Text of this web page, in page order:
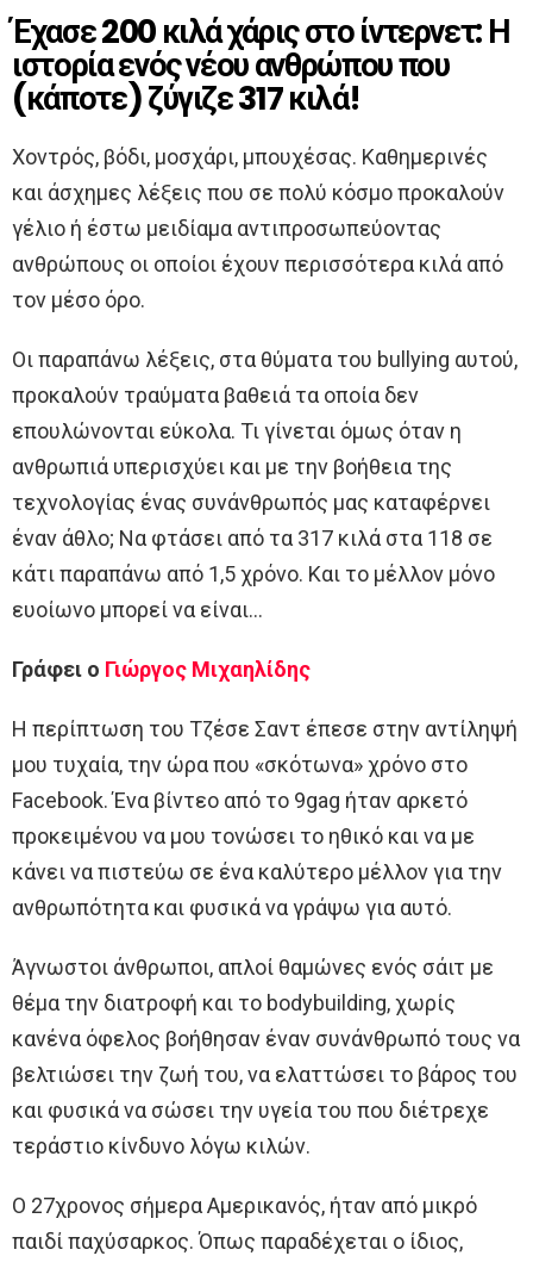
Έχασε 200 κιλά χάρις στο ίντερνετ: Η
ιστορία ενός νέου ανθρώπου που
(κάποτε) ζύγιζε 317 κιλά!
Χοντρός, βόδι, μοσχάρι, μπουχέσας. Καθημερινές
και άσχημες λέξεις που σε πολύ κόσμο προκαλούν
γέλιο ή έστω μειδίαμα αντιπροσωπεύοντας
ανθρώπους οι οποίοι έχουν περισσότερα κιλά από
τον μέσο όρο.
Οι παραπάνω λέξεις, στα θύματα του bullying αυτού,
προκαλούν τραύματα βαθειά τα οποία δεν
επουλώνονται εύκολα. Τι γίνεται όμως όταν η
ανθρωπιά υπερισχύει και με την βοήθεια της
τεχνολογίας ένας συνάνθρωπός μας καταφέρνει
έναν άθλο; Να φτάσει από τα 317 κιλά στα 118 σε
κάτι παραπάνω από 1,5 χρόνο. Και το μέλλον μόνο
ευοίωνο μπορεί να είναι…
Γράφει ο Γιώργος Μιχαηλίδης
Η περίπτωση του Τζέσε Σαντ έπεσε στην αντίληψή
μου τυχαία, την ώρα που «σκότωνα» χρόνο στο
Facebook. Ένα βίντεο από το 9gag ήταν αρκετό
προκειμένου να μου τονώσει το ηθικό και να με
κάνει να πιστεύω σε ένα καλύτερο μέλλον για την
ανθρωπότητα και φυσικά να γράψω για αυτό.
Άγνωστοι άνθρωποι, απλοί θαμώνες ενός σάιτ με
θέμα την διατροφή και το bodybuilding, χωρίς
κανένα όφελος βοήθησαν έναν συνάνθρωπό τους να
βελτιώσει την ζωή του, να ελαττώσει το βάρος του
και φυσικά να σώσει την υγεία του που διέτρεχε
τεράστιο κίνδυνο λόγω κιλών.
Ο 27χρονος σήμερα Αμερικανός, ήταν από μικρό
παιδί παχύσαρκος. Όπως παραδέχεται ο ίδιος,